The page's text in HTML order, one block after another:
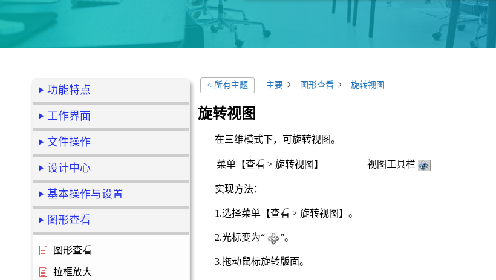
功能特点
工作界面
文件操作
设计中心
基本操作与设置
图形查看
图形查看
拉框放大
< 所有主题 主要 图形查看 旋转视图
旋转视图
在三维模式下，可旋转视图。
菜单【查看 >旋转视图】 视图工具栏
实现方法：
1.选择菜单【查看 > 旋转视图】。
2.光标变为“ ”。
3.拖动鼠标旋转版面。